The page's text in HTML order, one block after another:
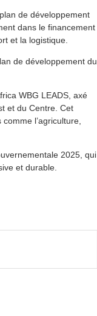
de développement
dans le financement
et la logistique.
de développement du
WBG LEADS, axé
et du Centre. Cet
l’agriculture,
2025, qui
et durable.